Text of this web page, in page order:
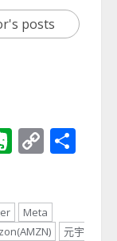
posts
Evernote
Copy
Meta
元宇